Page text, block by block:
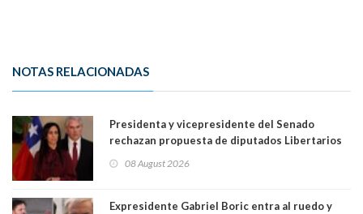
NOTAS RELACIONADAS
Presidenta y vicepresidente del Senado
rechazan propuesta de diputados Libertarios
"Constituye un camino equivocado"
08 August 2026
Expresidente Gabriel Boric entra al ruedo y